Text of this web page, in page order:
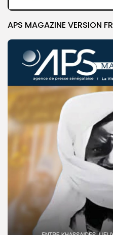
APS MAGAZINE VERSION FR